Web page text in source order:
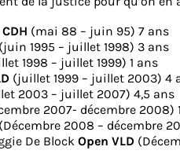
CDH (mai 88 – juin 95) 7 ans
1995 – juillet 1998) 3 ans
1998 – juillet 1999) 1 ans
(juillet 1999 – juillet 2003) 4
2003 – juillet 2007) 4,5 ans
2007- décembre 2008)
2008 – décembre
De Block Open VLD